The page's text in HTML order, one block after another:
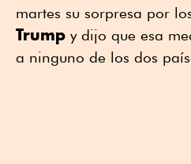
martes su sorpresa por
Trump y dijo que esa
a ninguno de los dos